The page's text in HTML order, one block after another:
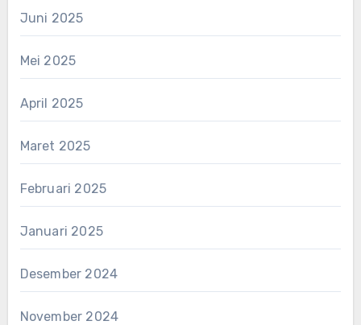
Juni 2025
Mei 2025
April 2025
Maret 2025
Februari 2025
Januari 2025
Desember 2024
November 2024